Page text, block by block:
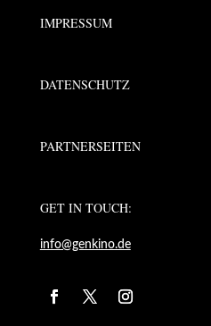
IMPRESSUM
DATENSCHUTZ
PARTNERSEITEN
GET IN TOUCH:
info@genkino.de